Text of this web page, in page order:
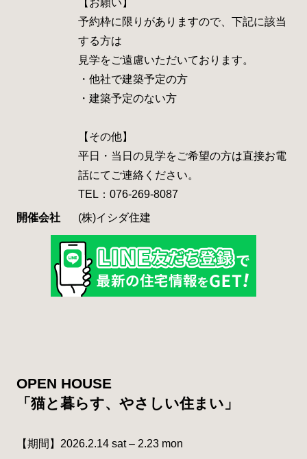
【お願い】
予約枠に限りがありますので、下記に該当
する方は
見学をご遠慮いただいております。
・他社で建築予定の方
・建築予定のない方
【その他】
平日・当日の見学をご希望の方は直接お電
話にてご連絡ください。
TEL：076-269-8087
開催会社
(株)イシダ住建
OPEN HOUSE
「猫と暮らす、やさしい住まい」
【期間】2026.2.14 sat – 2.23 mon